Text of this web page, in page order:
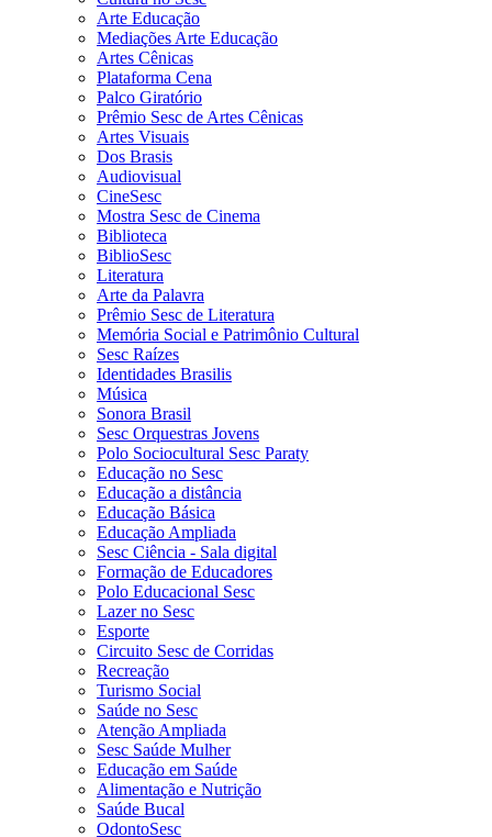
Arte Educação
Mediações Arte Educação
Artes Cênicas
Plataforma Cena
Palco Giratório
Prêmio Sesc de Artes Cênicas
Artes Visuais
Dos Brasis
Audiovisual
CineSesc
Mostra Sesc de Cinema
Biblioteca
BiblioSesc
Literatura
Arte da Palavra
Prêmio Sesc de Literatura
Memória Social e Patrimônio Cultural
Sesc Raízes
Identidades Brasilis
Música
Sonora Brasil
Sesc Orquestras Jovens
Polo Sociocultural Sesc Paraty
Educação no Sesc
Educação a distância
Educação Básica
Educação Ampliada
Sesc Ciência - Sala digital
Formação de Educadores
Polo Educacional Sesc
Lazer no Sesc
Esporte
Circuito Sesc de Corridas
Recreação
Turismo Social
Saúde no Sesc
Atenção Ampliada
Sesc Saúde Mulher
Educação em Saúde
Alimentação e Nutrição
Saúde Bucal
OdontoSesc